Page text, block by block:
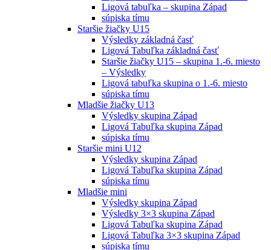
Ligová tabuľka – skupina Západ
súpiska tímu
Staršie žiačky U15
Výsledky základná časť
Ligová Tabuľka základná časť
Staršie žiačky U15 – skupina 1.-6. miesto
– Výsledky
Ligová tabuľka skupina o 1.-6. miesto
súpiska tímu
Mladšie žiačky U13
Výsledky skupina Západ
Ligová Tabuľka skupina Západ
súpiska tímu
Staršie mini U12
Výsledky skupina Západ
Ligová Tabuľka skupina Západ
súpiska tímu
Mladšie mini
Výsledky skupina Západ
Výsledky 3×3 skupina Západ
Ligová Tabuľka skupina Západ
Ligová Tabuľka 3×3 skupina Západ
súpiska tímu